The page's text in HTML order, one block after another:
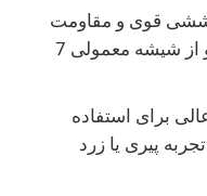
قوی و مقاومت
در برابر ضربه را نشان می دهد و از شیشه معمولی 7
برای استفاده
پیری یا زرد